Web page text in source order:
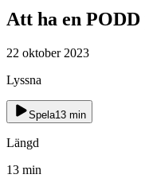
Att ha en
22 oktober 2023
Lyssna
Spela13 min
Längd
13 min